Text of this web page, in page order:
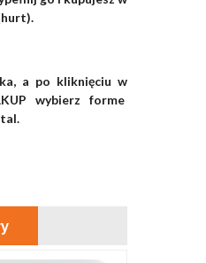
a po kliknięciu w
wybierz forme